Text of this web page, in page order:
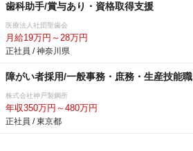
歯科助手/賞与あり・資格取得支援
医療法人社団聖歯会
月給19万円～28万円
正社員 / 神奈川県
障がい者採用/一般事務・庶務・生産技能職
株式会社神戸製鋼所
年収350万円～480万円
正社員 / 東京都